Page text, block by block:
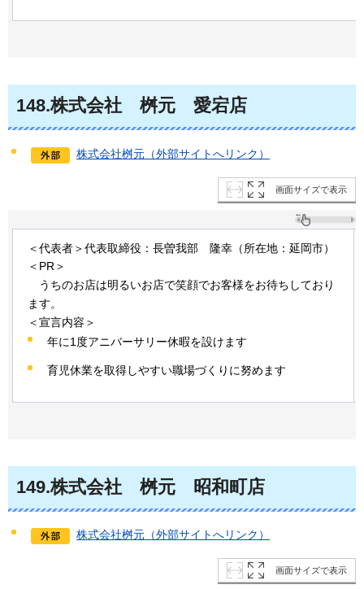
148.株式会社 桝元 愛宕店
株式会社桝元（外部サイトへリンク）
画面サイズで表示
＜代表者＞代表取締役：長曽我部 隆幸 （所在地：延岡市）
＜PR＞
うちのお店は明るいお店で笑顔でお客様をお待ちしており
ます。
＜宣言内容＞
年に1度アニバーサリー休暇を設けます
育児休業を取得しやすい職場づくりに努めます
149.株式会社 桝元 昭和町店
株式会社桝元（外部サイトへリンク）
画面サイズで表示